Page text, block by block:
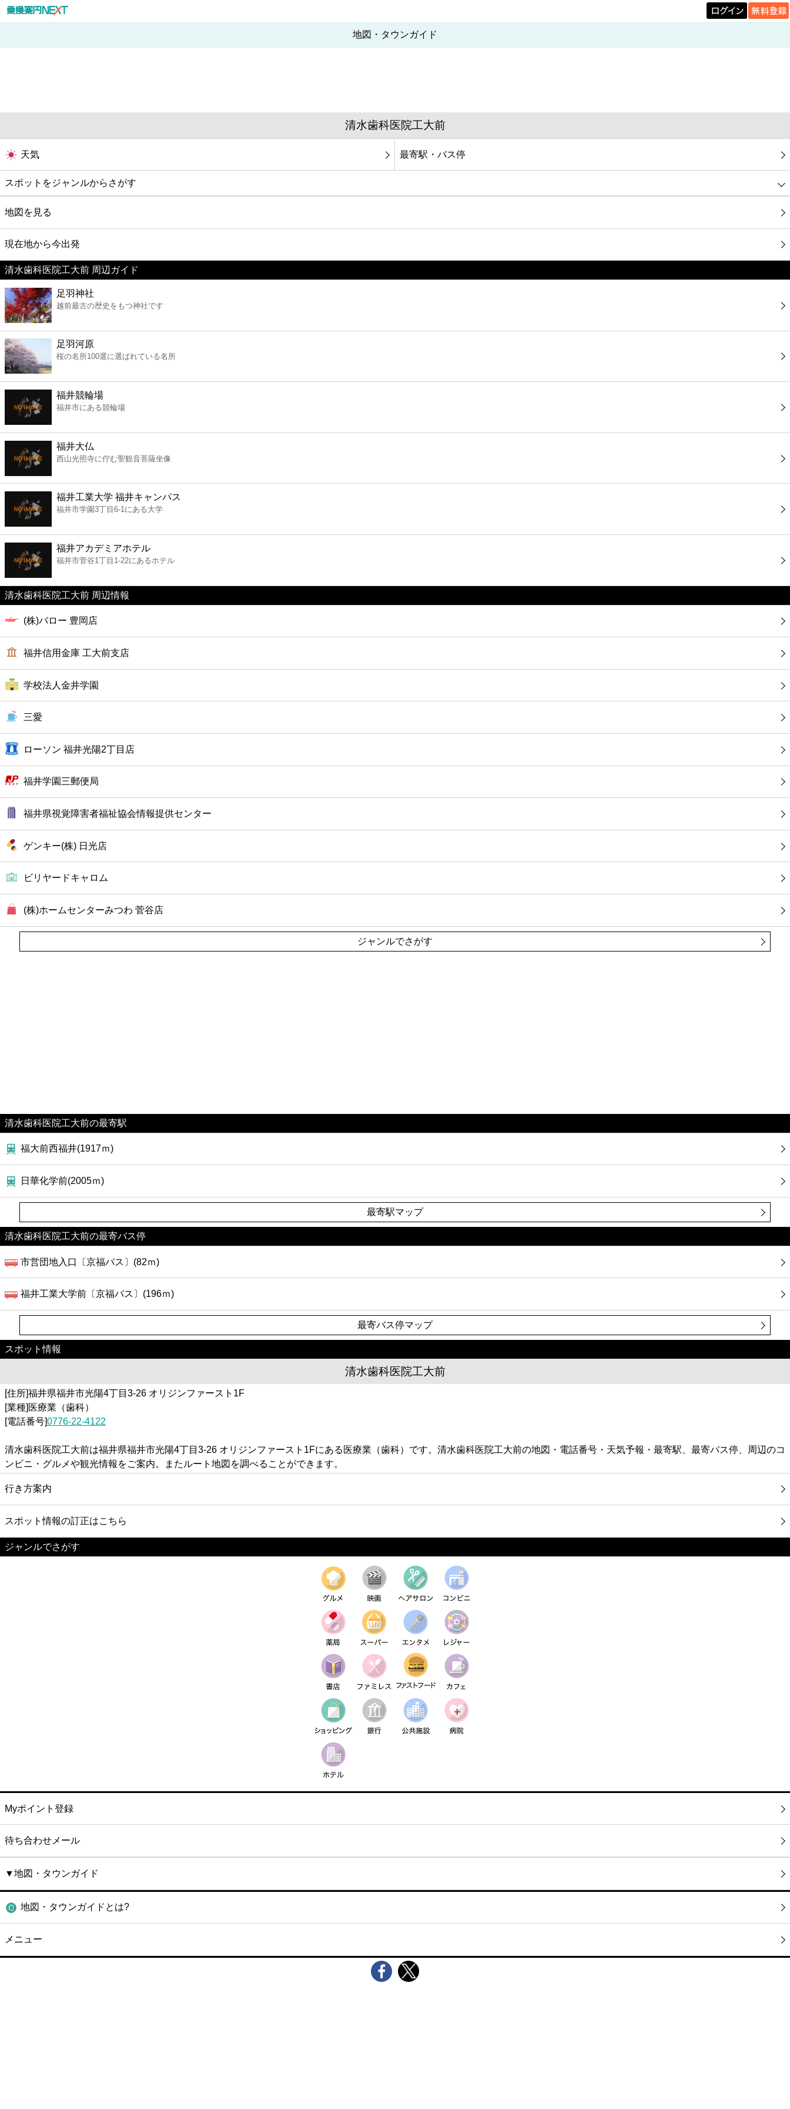
地図・タウンガイド
清水歯科医院工大前
天気 最寄駅・バス停
スポットをジャンルからさがす
グルメ
映画
美容
コンビニ
薬局
スーパー
エンタメ
レジャー
書店
ファミレス
ファーストフード
カフェ
ショッピング
銀行
公共
病院
地図を見る
現在地から今出発
清水歯科医院工大前 周辺ガイド
足羽神社
越前最古の歴史をもつ神社です
足羽河原
桜の名所100選に選ばれている名所
福井競輪場
福井市にある競輪場
福井大仏
西山光照寺に佇む聖観音菩薩坐像
福井工業大学 福井キャンパス
福井市学園3丁目6-1にある大学
福井アカデミアホテル
福井市菅谷1丁目1-22にあるホテル
清水歯科医院工大前 周辺情報
(株)バロー 豊岡店
福井信用金庫 工大前支店
学校法人金井学園
三愛
ローソン 福井光陽2丁目店
福井学園三郵便局
福井県視覚障害者福祉協会情報提供センター
ゲンキー(株) 日光店
ビリヤードキャロム
(株)ホームセンターみつわ 菅谷店
ジャンルでさがす
清水歯科医院工大前の最寄駅
福大前西福井(1917ｍ)
日華化学前(2005ｍ)
最寄駅マップ
清水歯科医院工大前の最寄バス停
市営団地入口〔京福バス〕(82ｍ)
福井工業大学前〔京福バス〕(196ｍ)
最寄バス停マップ
スポット情報
清水歯科医院工大前
[住所]福井県福井市光陽4丁目3-26 オリジンファースト1F
[業種]医療業（歯科）
[電話番号]0776-22-4122
清水歯科医院工大前は福井県福井市光陽4丁目3-26 オリジンファースト1Fにある医療業（歯科）です。清水歯科医院工大前の地図・電話番号・天気予報・最寄駅、最寄バス停、周辺のコ
ンビニ・グルメや観光情報をご案内。またルート地図を調べることができます。
行き方案内
スポット情報の訂正はこちら
ジャンルでさがす
Myポイント登録
待ち合わせメール
▼地図・タウンガイド
地図・タウンガイドとは?
メニュー